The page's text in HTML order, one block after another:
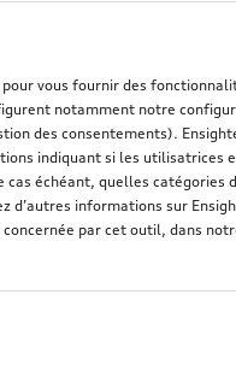
vous fournir des
notamment notre
des consentements).
indiquant si les utilisatrices
échéant, quelles catégories
d’autres informations sur
par cet outil, dans